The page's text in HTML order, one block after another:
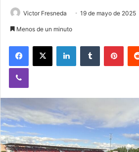
Victor Fresneda 19 de mayo de 2025
Menos de un minuto